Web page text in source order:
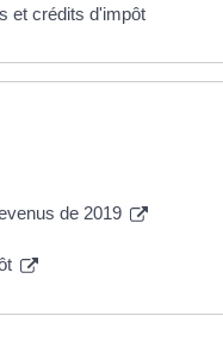
et crédits d'impôt
de 2019